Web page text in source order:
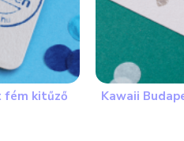
fém kitűző Kawaii